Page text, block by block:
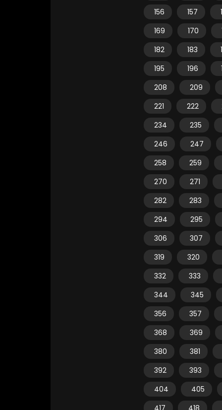
156
157
169
170
182
183
195
196
208
209
221
222
234
235
246
247
258
259
270
271
282
283
294
295
306
307
319
320
332
333
344
345
356
357
368
369
380
381
392
393
404
405